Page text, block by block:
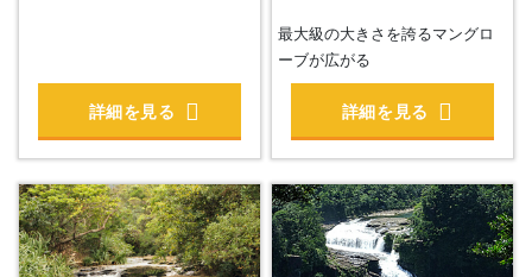
詳細を見る
最大級の大きさを誇るマングロ
ーブが広がる
詳細を見る